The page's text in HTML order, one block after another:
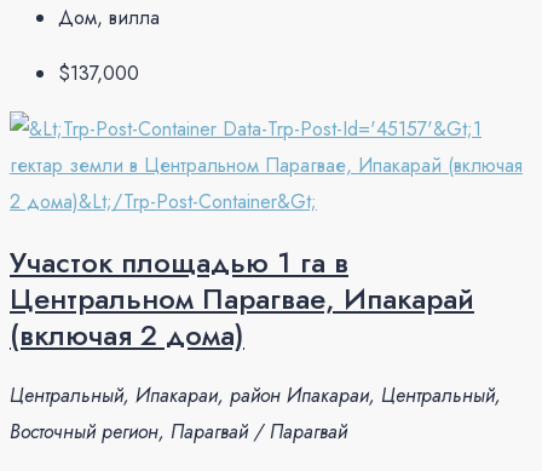
Дом, вилла
$137,000
Участок площадью 1 га в
Центральном Парагвае, Ипакарай
(включая 2 дома)
Центральный, Ипакараи, район Ипакараи, Центральный,
Восточный регион, Парагвай / Парагвай